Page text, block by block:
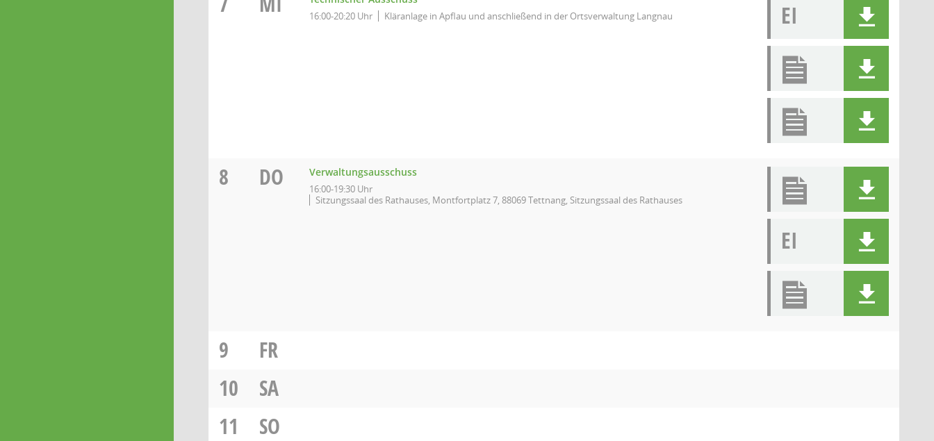
16:00-20:20 Uhr Kläranlage in Apflau und anschließend in der Ortsverwaltung Langnau EI
8 DO Verwaltungsausschuss
16:00-19:30 Uhr
Sitzungssaal des Rathauses, Montfortplatz 7, 88069 Tettnang, Sitzungssaal des Rathauses
EI
9
FR
10
SA
11
SO